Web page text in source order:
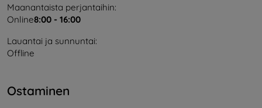
Maanantaista perjantaihin:
Online8:00 - 16:00
Lauantai ja sunnuntai:
Offline
Ostaminen